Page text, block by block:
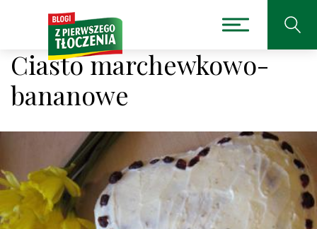
Ciasto marchewkowo-
bananowe